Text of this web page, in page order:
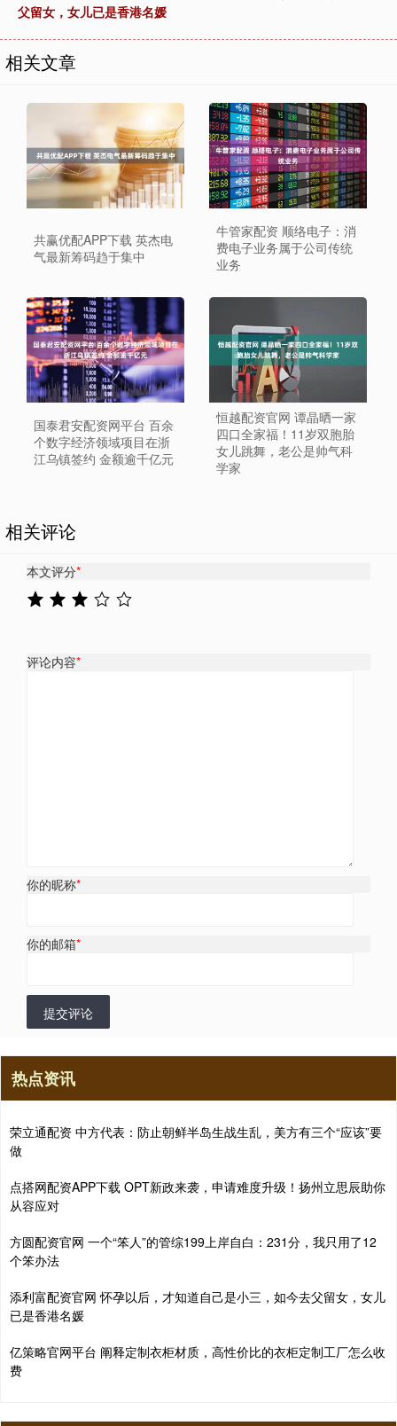
父留女，女儿已是香港名媛
相关文章
共赢优配APP下载 英杰电
气最新筹码趋于集中
牛管家配资 顺络电子：消
费电子业务属于公司传统
业务
国泰君安配资网平台 百余
个数字经济领域项目在浙
江乌镇签约 金额逾千亿元
恒越配资官网 谭晶晒一家
四口全家福！11岁双胞胎
女儿跳舞，老公是帅气科
学家
相关评论
本文评分*
评论内容*
你的昵称*
你的邮箱*
提交评论
热点资讯
荣立通配资 中方代表：防止朝鲜半岛生战生乱，美方有三个“应该”要
做
点搭网配资APP下载 OPT新政来袭，申请难度升级！扬州立思辰助你
从容应对
方圆配资官网 一个“笨人”的管综199上岸自白：231分，我只用了12
个笨办法
添利富配资官网 怀孕以后，才知道自己是小三，如今去父留女，女儿
已是香港名媛
亿策略官网平台 阐释定制衣柜材质，高性价比的衣柜定制工厂怎么收
费